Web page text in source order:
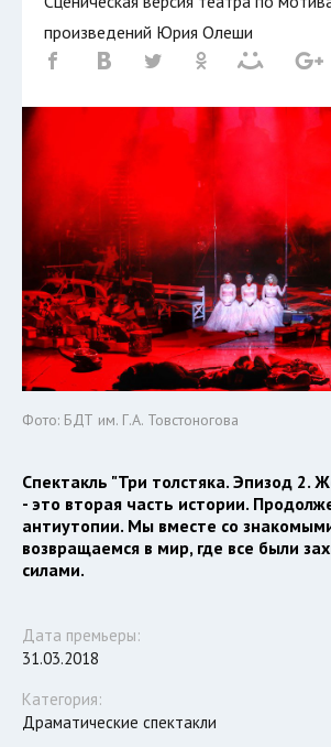
произведений Юрия Олеши
Фото: БДТ им. Г.А. Товстоногова
Спектакль "Три толстяка. Эпизод 2.
- это вторая часть истории.
антиутопии. Мы вместе со
возвращаемся в мир, где все были
силами.
Дата премьеры:
31.03.2018
Категория:
Драматические спектакли